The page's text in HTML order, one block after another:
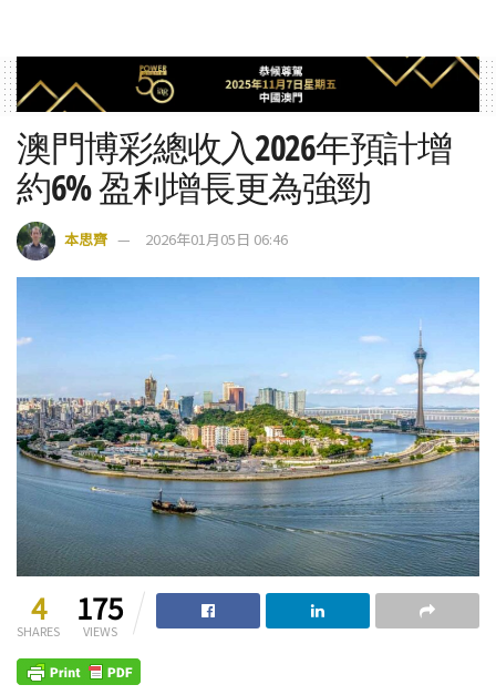
澳門博彩總收入2026年預計增
約6% 盈利增長更為強勁
本思齊 2026年01月05日 06:46
4
SHARES
175
VIEWS